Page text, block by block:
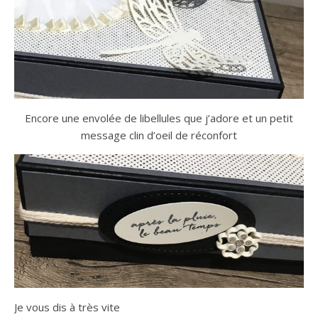
Encore une envolée de libellules que j’adore et un petit
message clin d’oeil de réconfort
Je vous dis à très vite